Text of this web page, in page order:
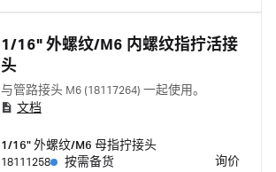
1/16" 外螺纹/M6 内螺纹指拧活接
头
与管路接头 M6 (18117264) 一起使用。
文档
1/16" 外螺纹/M6 母指拧接头
18111258
按需备货
询价